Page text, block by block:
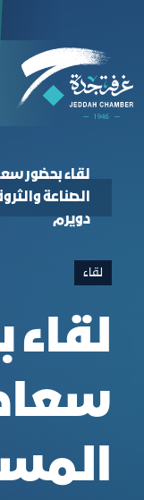
تدعوكم وزارة
لقاء بحضور
الصناعة
دويرم
لقاء
لقاء